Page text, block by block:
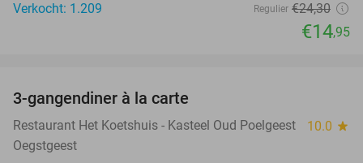
Verkocht: 1.209
Regulier €24,30
€14,95
3-gangendiner à la carte
Restaurant Het Koetshuis - Kasteel Oud Poelgeest 10.0 star
Oegstgeest